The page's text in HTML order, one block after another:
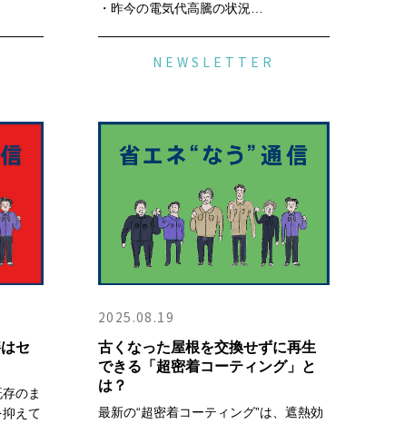
・昨今の電気代高騰の状況…
NEWSLETTER
セ
のま
えて
2025.08.19
古くなった屋根を交換せずに再生
できる「超密着コーティング」と
は？
最新の“超密着コーティング”は、遮熱効